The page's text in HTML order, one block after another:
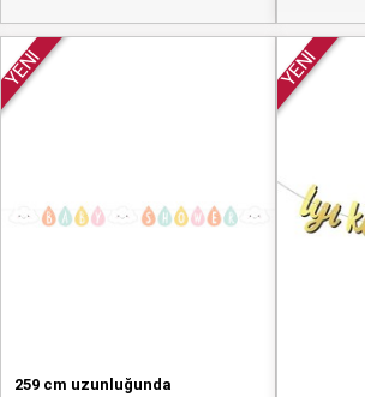
259 cm uzunluğunda
YENİ YENİ